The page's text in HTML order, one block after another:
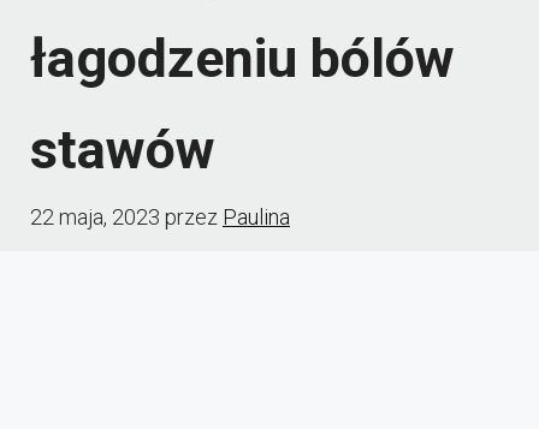
łagodzeniu bólów
stawów
22 maja, 2023 przez Paulina